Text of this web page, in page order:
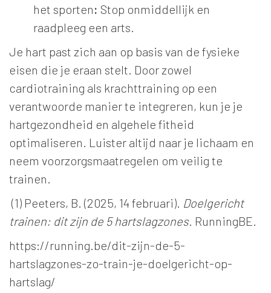
het sporten: Stop onmiddellijk en
raadpleeg een arts.
Je hart past zich aan op basis van de fysieke
eisen die je eraan stelt. Door zowel
cardiotraining als krachttraining op een
verantwoorde manier te integreren, kun je je
hartgezondheid en algehele fitheid
optimaliseren. Luister altijd naar je lichaam en
neem voorzorgsmaatregelen om veilig te
trainen.
(1) Peeters, B. (2025, 14 februari). Doelgericht
trainen: dit zijn de 5 hartslagzones. RunningBE.
https://running.be/dit-zijn-de-5-
hartslagzones-zo-train-je-doelgericht-op-
hartslag/